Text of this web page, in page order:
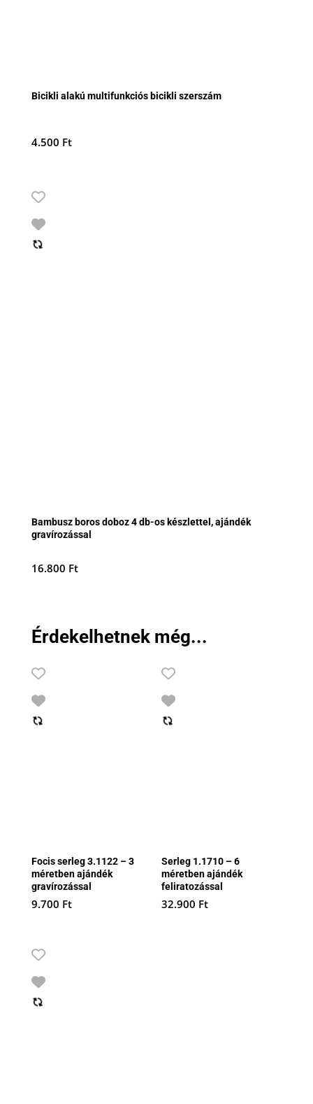
Bicikli alakú multifunkciós bicikli szerszám
4.500 Ft
Bambusz boros doboz 4 db-os készlettel, ajándék
gravírozással
16.800 Ft
Érdekelhetnek még...
Focis serleg 3.1122 – 3
méretben ajándék
gravírozással
9.700 Ft
Serleg 1.1710 – 6
méretben ajándék
feliratozással
32.900 Ft